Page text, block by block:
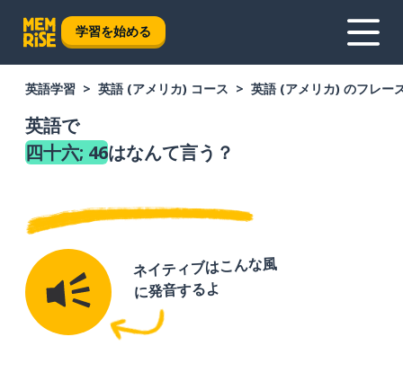
学習を始める
英語学習 英語 (アメリカ) コース 英語 (アメリカ) のフレー
英語で
四十六; 46はなんて言う？
ネイティブはこんな風
に発音するよ